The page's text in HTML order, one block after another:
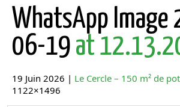
WhatsApp Image
06-19 at
19 Juin 2026 | Le Cercle – 150 m² de
1122×1496